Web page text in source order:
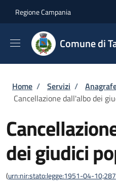
Regione Campania
Comune di
Briciole di
Home / Servizi /
Cancellazione dall'albo dei
dei giudici
(urn:nir:stato:legge:1951-04-10;287